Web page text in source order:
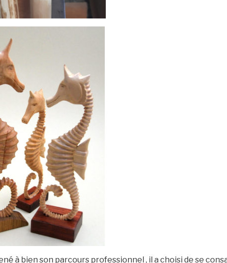
à bien son parcours professionnel , il a choisi de se